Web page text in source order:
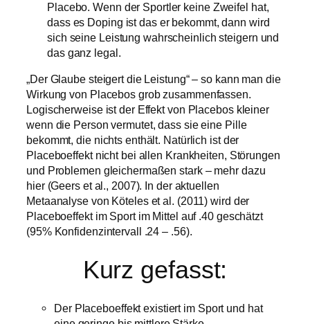
Placebo. Wenn der Sportler keine Zweifel hat,
dass es Doping ist das er bekommt, dann wird
sich seine Leistung wahrscheinlich steigern und
das ganz legal.
„Der Glaube steigert die Leistung“ – so kann man die
Wirkung von Placebos grob zusammenfassen.
Logischerweise ist der Effekt von Placebos kleiner
wenn die Person vermutet, dass sie eine Pille
bekommt, die nichts enthält. Natürlich ist der
Placeboeffekt nicht bei allen Krankheiten, Störungen
und Problemen gleichermaßen stark – mehr dazu
hier (Geers et al., 2007). In der aktuellen
Metaanalyse von Köteles et al. (2011) wird der
Placeboeffekt im Sport im Mittel auf .40 geschätzt
(95% Konfidenzintervall .24 – .56).
Kurz gefasst:
Der Placeboeffekt existiert im Sport und hat